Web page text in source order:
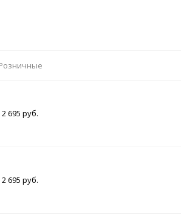
2 695 руб.
2 695 руб.